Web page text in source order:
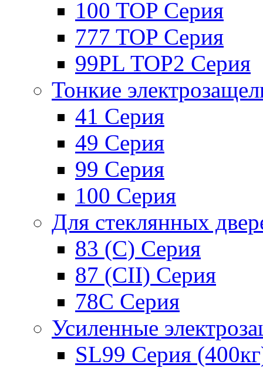
100 TOP Серия
777 TOP Серия
99PL TOP2 Серия
Тонкие
41 Серия
49 Серия
99 Серия
100 Серия
Для стеклянных
83 (C) Серия
87 (CII) Серия
78С Серия
Усиленные
SL99 Серия